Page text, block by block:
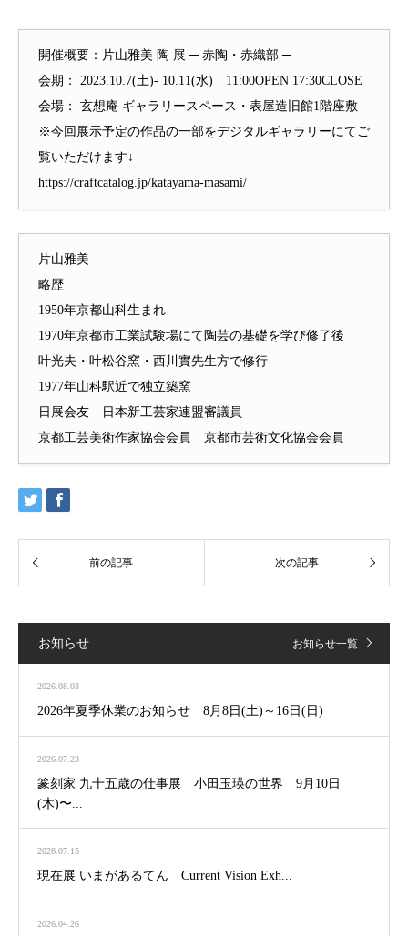
開催概要：片山雅美 陶 展 ─ 赤陶・赤織部 ─
会期： 2023.10.7(土)- 10.11(水) 11:00OPEN 17:30CLOSE
会場： 玄想庵 ギャラリースペース・表屋造旧館1階座敷
※今回展示予定の作品の一部をデジタルギャラリーにてご
覧いただけます↓
https://craftcatalog.jp/katayama-masami/
片山雅美
略歴
1950年京都山科生まれ
1970年京都市工業試験場にて陶芸の基礎を学び修了後
叶光夫・叶松谷窯・西川實先生方で修行
1977年山科駅近で独立築窯
日展会友 日本新工芸家連盟審議員
京都工芸美術作家協会会員 京都市芸術文化協会会員
お知らせ お知らせ一覧
2026.08.03
2026年夏季休業のお知らせ 8月8日(土)～16日(日)
2026.07.23
篆刻家 九十五歳の仕事展 小田玉瑛の世界 9月10日
(木)〜...
2026.07.15
現在展 いまがあるてん Current Vision Exh...
2026.04.26